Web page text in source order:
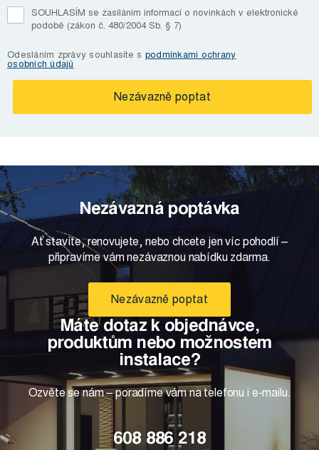
SOUHLASÍM se zasíláním informací o novinkách v elektronické
podobě (zákon č. 480/2004 Sb. § 7)
Odesláním zprávy souhlasíte s podmínkami ochrany
osobních údajů
Nezávazná poptávka
Ať stavíte, renovujete, nebo chcete jen víc pohodlí –
připravíme vám nezávaznou nabídku zdarma.
Nezávazně poptat
Máte dotaz k objednávce,
produktům nebo možnostem
instalace?
Ozvěte se nám – poradíme vám na telefonu i e-mailu.
608 886 218